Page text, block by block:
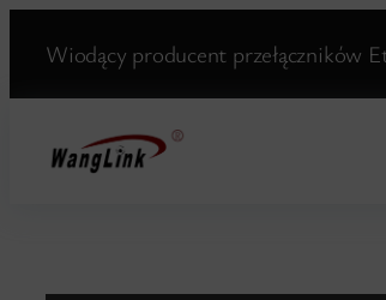
treści
Wiodący producent przełączników